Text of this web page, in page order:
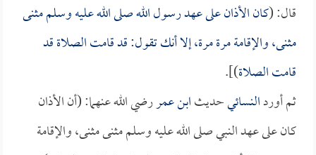
قال: (كان الأذان على عهد رسول الله صلى الله عليه وسلم مثنى
مثنى، والإقامة مرة مرة، إلا أنك تقول: قد قامت الصلاة قد
قامت الصلاة)].
ثم أوردالنسائيحديثابن عمررضي الله عنهما: (أن الأذان
كان على عهد النبي صلى الله عليه وسلم مثنى مثنى، والإقامة